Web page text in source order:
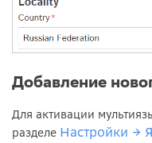
Добавление
Для активации
разделе Настройки →